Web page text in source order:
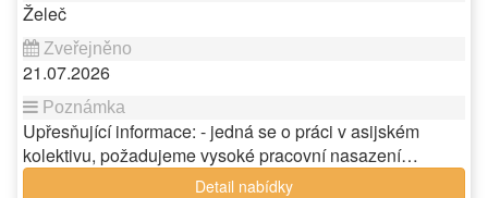
Želeč
21.07.2026
Upřesňující informace: - jedná se o práci v asijském
kolektivu, požadujeme vysoké pracovní nasazení…
Detail nabídky